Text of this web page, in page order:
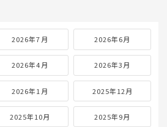
2026年7月 2026年6月
2026年4月 2026年3月
2026年1月 2025年12月
2025年10月 2025年9月